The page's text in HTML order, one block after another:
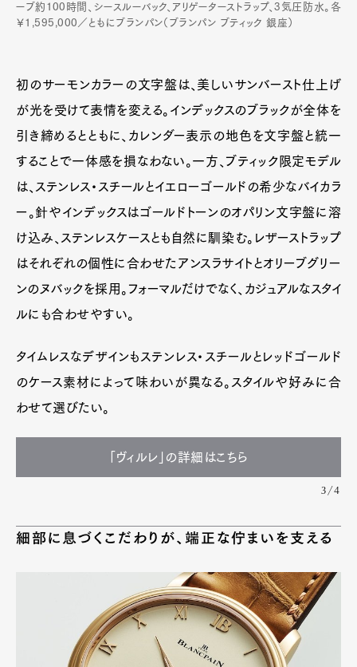
ーブ約100時間、シースルーバック、アリゲーターストラップ、3気圧防水。各
￥1,595,000／ともにブランパン（ブランパン ブティック 銀座）
初のサーモンカラーの文字盤は、美しいサンバースト仕上げ
が光を受けて表情を変える。インデックスのブラックが全体を
引き締めるとともに、カレンダー表示の地色を文字盤と統一
することで一体感を損なわない。一方、ブティック限定モデル
は、ステンレス・スチールとイエローゴールドの希少なバイカラ
ー。針やインデックスはゴールドトーンのオパリン文字盤に溶
け込み、ステンレスケースとも自然に馴染む。レザーストラップ
はそれぞれの個性に合わせたアンスラサイトとオリーブグリー
ンのヌバックを採用。フォーマルだけでなく、カジュアルなスタイ
ルにも合わせやすい。
タイムレスなデザインもステンレス・スチールとレッドゴールド
のケース素材によって味わいが異なる。スタイルや好みに合
わせて選びたい。
「ヴィルレ」の詳細はこちら
3/4
細部に息づくこだわりが、端正な佇まいを支える